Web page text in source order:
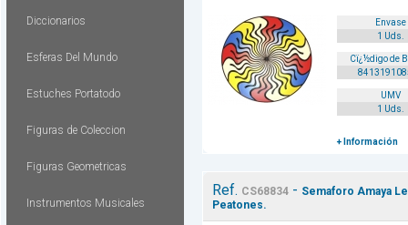
Diccionarios
Esferas Del Mundo
Estuches Portatodo
Figuras de Coleccion
Figuras Geometricas
Instrumentos Musicales
Envase
1 Uds.
Cï¿½digo de
UMV
1 Uds.
+ Información
Ref. CS68834 - Semaforo Amaya
Peatones.